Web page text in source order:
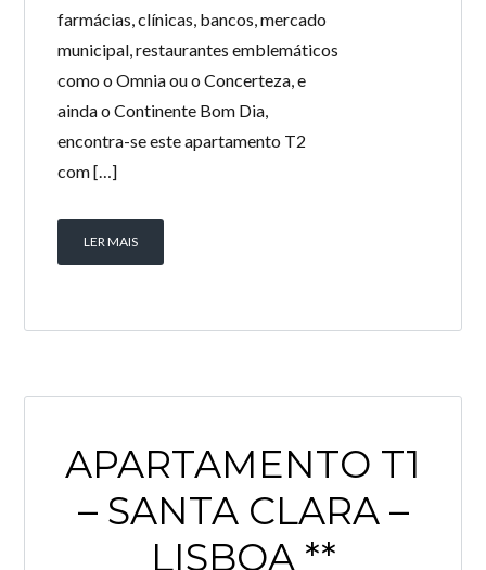
farmácias, clínicas, bancos, mercado
municipal, restaurantes emblemáticos
como o Omnia ou o Concerteza, e
ainda o Continente Bom Dia,
encontra-se este apartamento T2
com […]
LER MAIS
APARTAMENTO T1
– SANTA CLARA –
LISBOA **